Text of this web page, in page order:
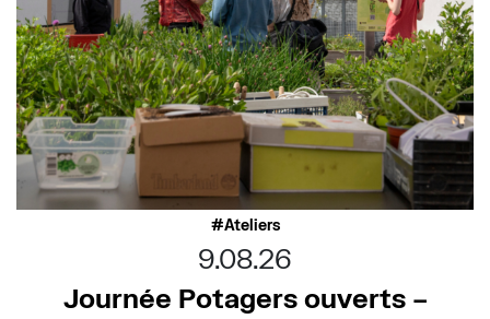
Ateliers
9.08.26
Journée Potagers ouverts –